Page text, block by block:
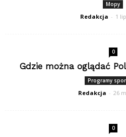
Mopy
Redakcja - 1
0
Gdzie można oglądać
Programy
Redakcja - 26
0